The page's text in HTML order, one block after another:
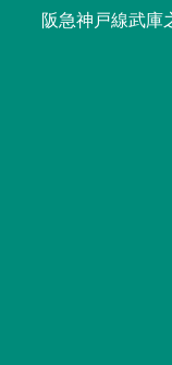
阪急神戸線武庫